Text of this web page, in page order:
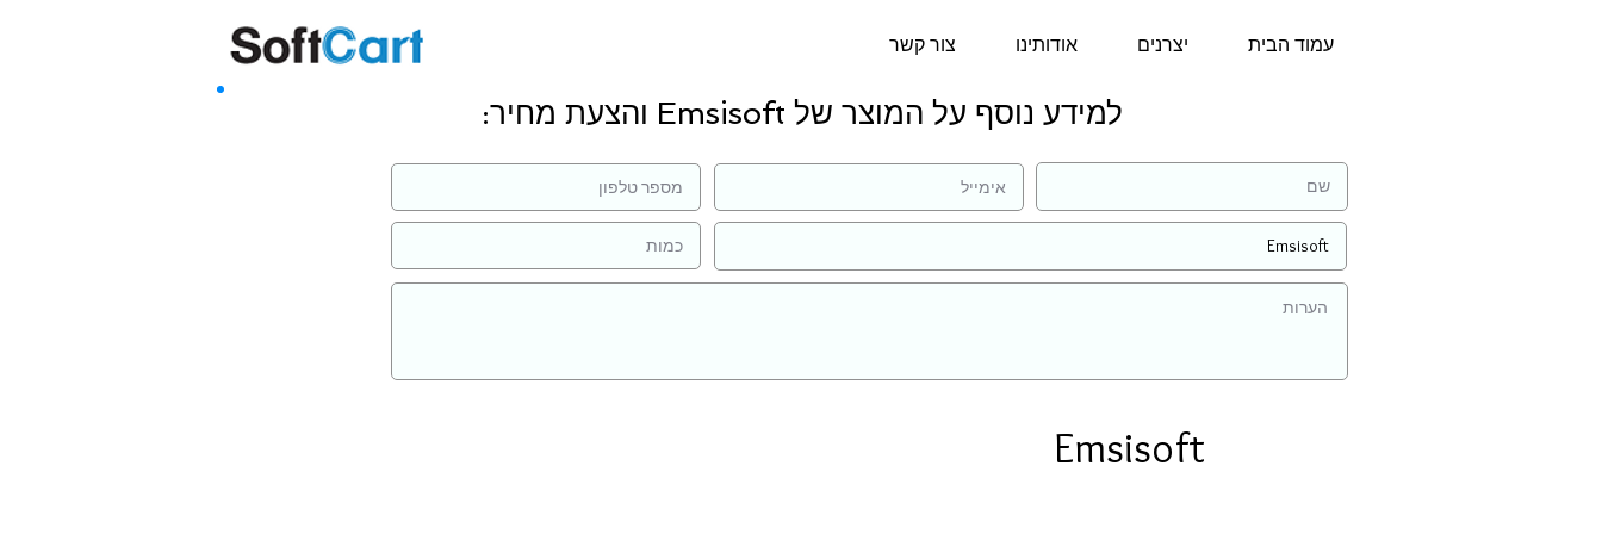
עמוד הבית יצרנים אודותינו צור קשר
למידע נוסף על המוצר של Emsisoft והצעת מחיר:
Emsisoft